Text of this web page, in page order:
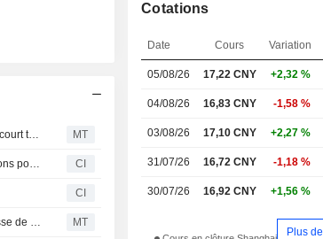
Hengli Petrochemical émet 1 milliard de yuans de billets de trésorerie à court terme MT
Hengli Petrochemical Co.,Ltd. (SHSE:600346) annonce un rachat d'actions pour un montant de 300 millions de CNY. CI
CI
Hengli Petrochemical : le bénéfice du premier semestre attendu en hausse de 136 %, l'action chute de 9 % MT
Cotations
Date Cours Variation
05/08/26 17,22 CNY +2,32 %
04/08/26 16,83 CNY -1,58 %
03/08/26 17,10 CNY +2,27 %
31/07/26 16,72 CNY -1,18 %
30/07/26 16,92 CNY +1,56 %
Plus de